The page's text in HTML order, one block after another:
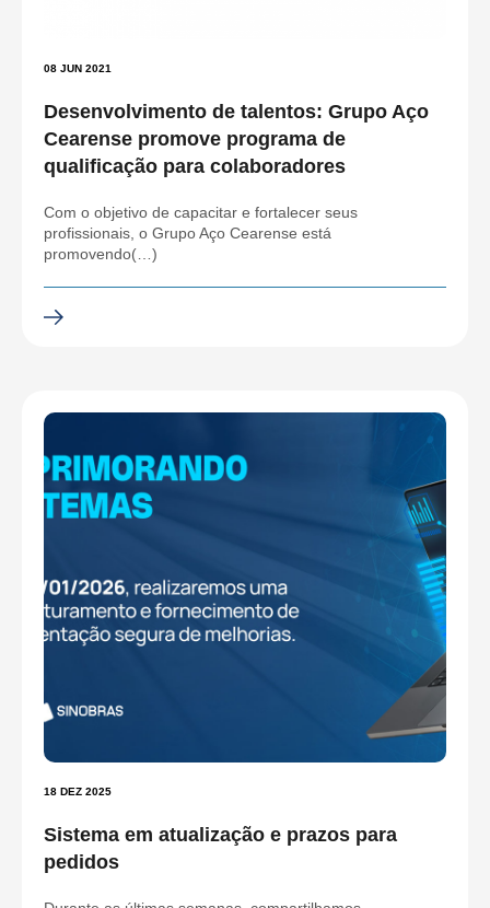
08 JUN 2021
Desenvolvimento de talentos: Grupo Aço
Cearense promove programa de
qualificação para colaboradores
Com o objetivo de capacitar e fortalecer seus
profissionais, o Grupo Aço Cearense está
promovendo(…)
18 DEZ 2025
Sistema em atualização e prazos para
pedidos